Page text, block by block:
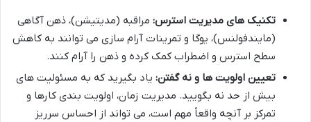
تکنیک های مدیریت استرس: مراقبه (مدیتیشن)، ذهن آگاهی
(مایندفولنس)، یوگا و تمرینات آرام سازی می توانند به کاهش
سطح استرس و اضطراب کمک کرده و ذهن را آرام کنند.
تعیین اولویت ها و نه گفتن: یاد بگیرید که به مسئولیت های
بیش از حد نه بگویید. مدیریت زمان، اولویت بندی کارها و
تمرکز بر آنچه واقعاً مهم است، می تواند از احساس سرریز